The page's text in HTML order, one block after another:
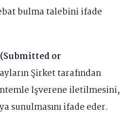
bulma talebini ifade
or
Şirket tarafından
İşverene iletilmesini,
sunulmasını ifade eder.